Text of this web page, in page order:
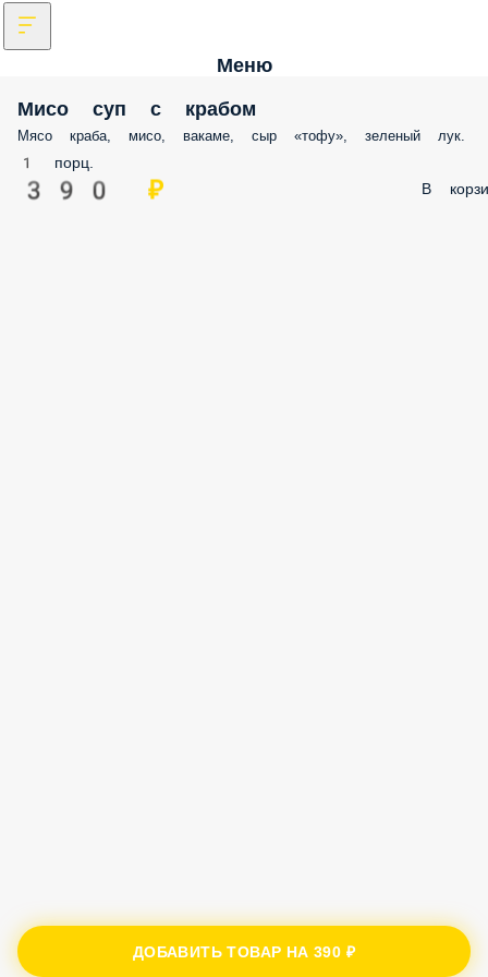
Меню
Мисо суп с крабом
Мясо краба, мисо, вакаме, сыр «тофу», зеленый лук.
1 порц.
390 ₽ В
ДОБАВИТЬ ТОВАР НА390 ₽